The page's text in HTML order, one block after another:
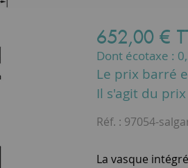
652,00 €
Dont écotaxe :
Le prix barré
Il s'agit du
Réf. : 97054-
La vasque